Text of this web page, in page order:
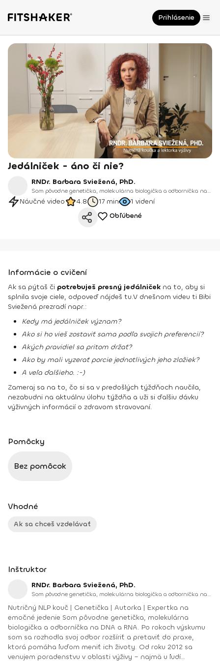
Prihlásenie
Jedálniček - áno či nie?
RNDr. Barbara Sviežená, PhD.
Som pôvodne genetička, molekulárna biologička a odborníčka na DNA a RNA. Po rokoch výskumu som sa rozhodla svoj odbor rozšíriť a pretaviť do praxe, ktorá pomáha ľuďom meniť ich životy.
Náučné video 4.8 17 min 1 videní
Obľúbené
Informácie o cvičení
Ak sa pýtaš či potrebuješ presný jedálniček na to, aby si
splnila svoje ciele, odpoveď nájdeš tu.V dnešnom videu ti Bibi
Sviežená prezradí napr.:
Kedy má jedálniček význam?
Ako si ho vieš zostaviť sama podľa svojich preferencií?
Akých pravidiel sa pritom držať?
Ako by mali vyzerať porcie jednotlivých jeho zložiek?
A veľa ďalšieho. :-)
Zameraj sa na to, čo si sa v predošlých týždňoch naučila,
nezabudni na aktuálnu úlohu týždňa a uži si ďalšiu dávku
výživných informácií o zdravom stravovaní.
Pomôcky
Bez pomôcok
Vhodné
Ak sa chceš vzdelávať
Inštruktor
RNDr. Barbara Sviežená, PhD.
Som pôvodne genetička, molekulárna biologička a odborníčka na DNA a RNA. Po rokoch výskumu som sa rozhodla svoj odbor rozšíriť a pretaviť do praxe, ktorá pomáha ľuďom meniť ich životy.
Nutričný NLP kouč | Genetička | Autorka | Expertka na
emočné jedenie Som pôvodne genetička, molekulárna
biologička a odborníčka na DNA a RNA. Po rokoch výskumu
som sa rozhodla svoj odbor rozšíriť a pretaviť do praxe,
ktorá pomáha ľuďom meniť ich životy. Od roku 2012 sa
venujem poradenstvu v oblasti výživy – najmä u ľudí